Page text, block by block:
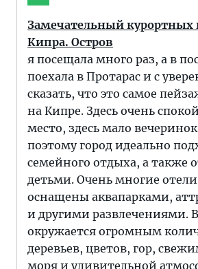
Замечательный курортных
Кипра. Остров
я посещала много раз, а в
поехала в Протарас и с
сказать, что это самое
на Кипре. Здесь очень
место, здесь мало
поэтому город идеально
семейного отдыха, а также
детьми. Очень многие отели
оснащены аквапарками,
и другими развлечениями.
окружается огромным
деревьев, цветов, гор,
моря и удивительной